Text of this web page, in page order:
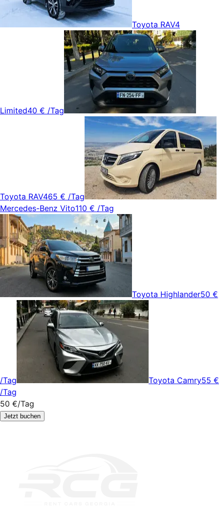
Toyota RAV4
Limited40 € /Tag
Toyota RAV465 € /Tag
Mercedes-Benz Vito110 € /Tag
Toyota Highlander50 €
/Tag Toyota Camry55 €
/Tag
50 €/Tag
Jetzt buchen